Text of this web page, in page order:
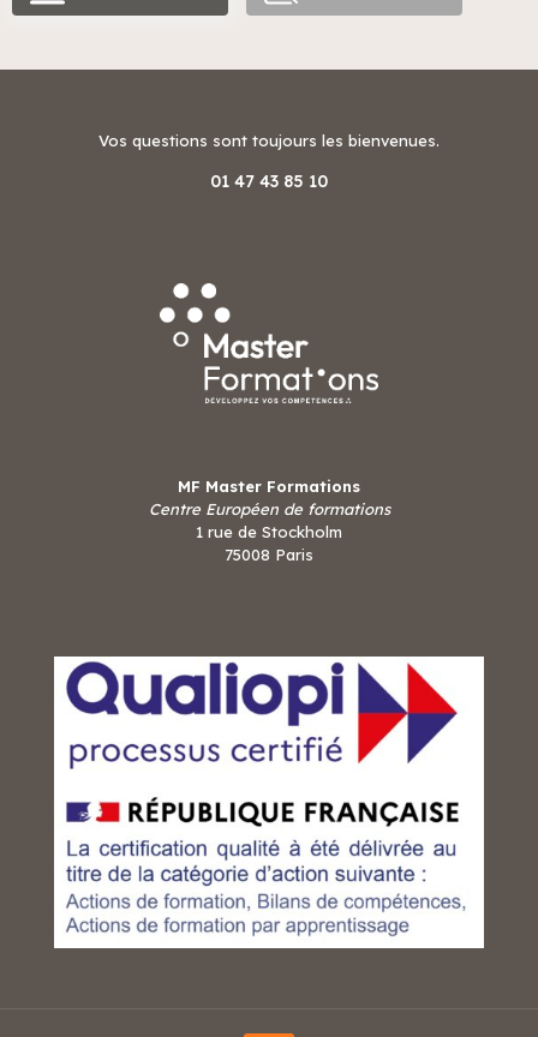
Vos questions sont toujours les bienvenues.
01 47 43 85 10
MF Master Formations
Centre Européen de formations
1 rue de Stockholm
75008 Paris